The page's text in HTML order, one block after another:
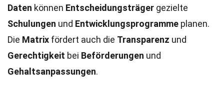
Daten können Entscheidungsträger gezielte
Schulungen und Entwicklungsprogramme planen.
Die Matrix fördert auch die Transparenz und
Gerechtigkeit bei Beförderungen und
Gehaltsanpassungen.